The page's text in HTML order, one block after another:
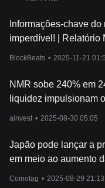
Informações-chave
imperdível! | Relatório
BlockBeats • 2025-11-21
NMR sobe 240% em
liquidez impulsionam
ainvest • 2025-08-30 05:05
Japão pode lançar a
em meio ao aumento
Coinotag • 2025-08-29 21:13